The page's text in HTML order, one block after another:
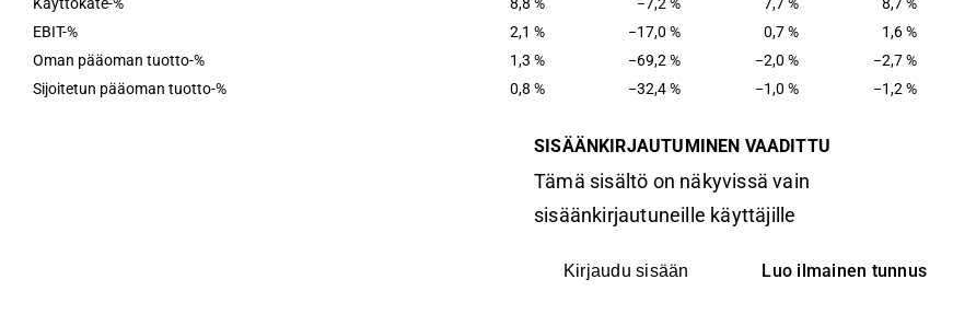
EBIT-%
2,1 % −17,0 % 0,7 % 1,6 %
Oman pääoman tuotto-%
1,3 % −69,2 % −2,0 % −2,7 %
Sijoitetun pääoman tuotto-%
0,8 % −32,4 % −1,0 % −1,2 %
SISÄÄNKIRJAUTUMINEN VAADITTU
Tämä sisältö on näkyvissä vain
sisäänkirjautuneille käyttäjille
Kirjaudu sisään Luo ilmainen tunnus